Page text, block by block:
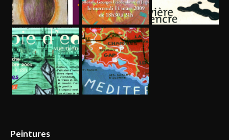
Peintures